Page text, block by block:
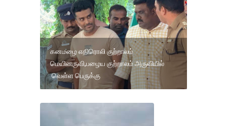
கனமழை எதிரொலி குற்றாலம்
மெயினருவி,பழைய குற்றாலம் அருவியில்
வெள்ள பெருக்கு